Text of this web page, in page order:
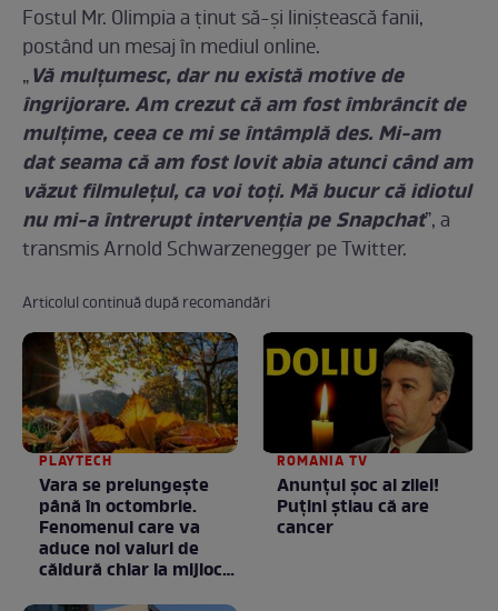
Fostul Mr. Olimpia a ţinut să-şi liniştească fanii,
postând un mesaj în mediul online.
„Vă mulţumesc, dar nu există motive de
îngrijorare. Am crezut că am fost îmbrâncit de
mulţime, ceea ce mi se întâmplă des. Mi-am
dat seama că am fost lovit abia atunci când am
văzut filmuleţul, ca voi toţi. Mă bucur că idiotul
nu mi-a întrerupt intervenţia pe Snapchat”, a
transmis Arnold Schwarzenegger pe Twitter.
Articolul continuă după recomandări
PLAYTECH
Vara se prelungeşte
până în octombrie.
Fenomenul care va
aduce noi valuri de
căldură chiar la mijlocul
ROMANIA TV
Anunţul şoc al zilei!
Puţini ştiau că are
cancer